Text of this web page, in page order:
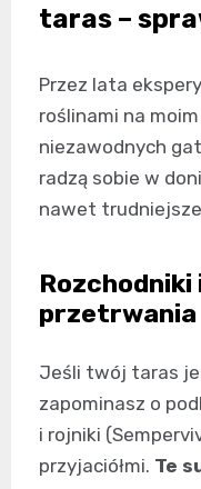
taras –
Przez lata
roślinami na
niezawodnych
radzą sobie w
nawet
przetrwania
Jeśli twój taras
zapominasz o
i rojniki
przyjaciółmi. Te